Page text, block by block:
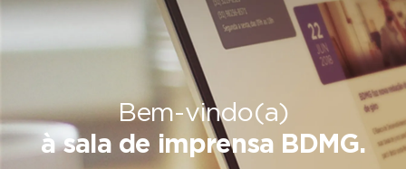
Bem-vindo(a)
à sala de imprensa BDMG.